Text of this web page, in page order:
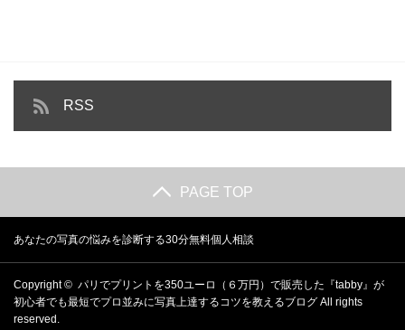
RSS
PAGE TOP
あなたの写真の悩みを診断する30分無料個人相談
Copyright © パリでプリントを350ユーロ（６万円）で販売した『tabby』が
初心者でも最短でプロ並みに写真上達するコツを教えるブログ All rights
reserved.